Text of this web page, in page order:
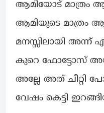
ആമിയോട്
ആമിയുടെ മാത്രം
മനസ്സിലായി അന്ന്
കുറെ ഫോട്ടോസ്
അല്ലേ അത്
വേഷം കെട്ടി